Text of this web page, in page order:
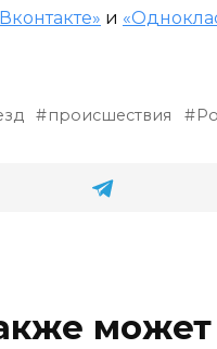
и
происшествия